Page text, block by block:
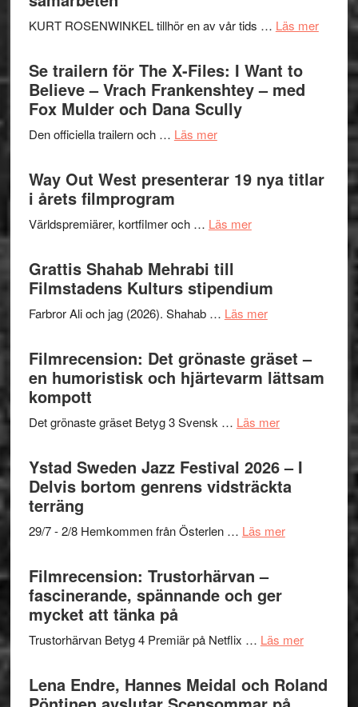
Folkets
–
en
KURT ROSENWINKEL tillhör en av vår tids … Läs merom
Festival
Se trailern för The X-Files: I Want to
Believe – Vrach Frankenshtey – med
Fox Mulder och Dana Scully
Den officiella trailern och … Läs merom
trailern
för
X-
I
Want
to
Believe
Vrach
Frankenshtey
med
Mulder
och
Dana
Way Out West presenterar 19 nya titlar
i årets filmprogram
Världspremiärer, kortfilmer och … Läs merom
presenterar
19
titlar
i
Grattis Shahab Mehrabi till
Filmstadens Kulturs stipendium
Farbror Ali och jag (2026). Shahab … Läs merom
Shahab
Mehrabi
till
Kulturs
Filmrecension: Det grönaste gräset –
en humoristisk och hjärtevarm lättsam
kompott
Det grönaste gräset Betyg 3 Svensk … Läs merom
Det
grönaste
gräset
en
hjärtevarm
Ystad Sweden Jazz Festival 2026 – I
Delvis bortom genrens vidsträckta
terräng
29/7 - 2/8 Hemkommen från Österlen … Läs merom
–
Delvis
bortom
Filmrecension: Trustorhärvan –
fascinerande, spännande och ger
mycket att tänka på
Trustorhärvan Betyg 4 Premiär på Netflix … Läs merom
–
Lena Endre, Hannes Meidal och Roland